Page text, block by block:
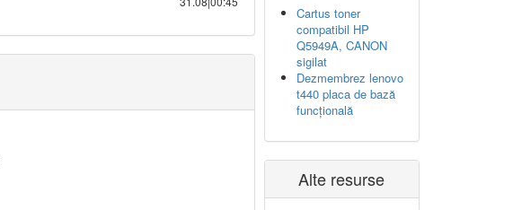
Cartus toner
compatibil HP
Q5949A, CANON
sigilat
Dezmembrez lenovo
t440 placa de bază
funcțională
Alte resurse